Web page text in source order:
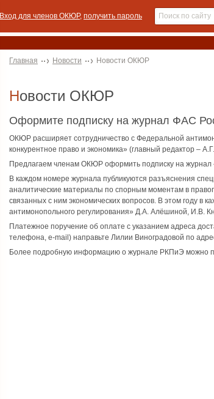
Вход для членов ОКЮР, получить пароль
Главная Новости Новости ОКЮР
Новости ОКЮР
Оформите подписку на журнал ФАС
ОКЮР расширяет сотрудничество с Федеральной
конкурентное право и экономика» (главный редактор –
Предлагаем членам ОКЮР оформить подписку на журнал
В каждом номере журнала публикуются разъяснения
аналитические материалы по спорным моментам в
связанных с ним экономических вопросов. В этом году в
антимонопольного регулирования» Д.А. Алёшиной, И.В.
Платежное поручение об оплате с указанием адреса
телефона, e-mail) направьте Лилии Виноградовой по
Более подробную информацию о журнале РКПиЭ можно